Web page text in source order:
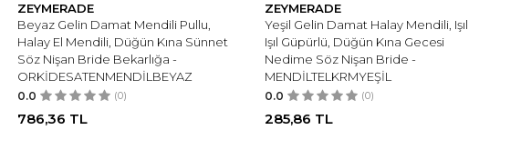
ZEYMERADE
Beyaz Gelin Damat Mendili Pullu,
Halay El Mendili, Düğün Kına Sünnet
Söz Nişan Bride Bekarlığa -
ORKİDESATENMENDİLBEYAZ
0.0 (0)
786,36 TL
ZEYMERADE
Yeşil Gelin Damat Halay Mendili, Işıl
Işıl Güpürlü, Düğün Kına Gecesi
Nedime Söz Nişan Bride -
MENDİLTELKRMYEŞİL
0.0 (0)
285,86 TL